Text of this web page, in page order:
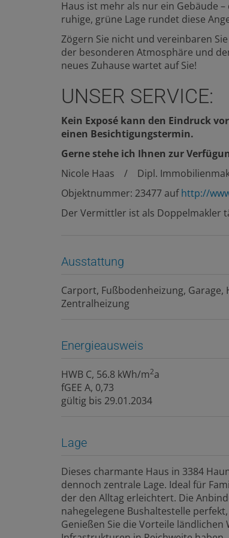
Haus ist mehr als nur ein Gebäude
ruhige, grüne Lage rundet diese
Zögern Sie nicht und vereinbaren
der besonderen Atmosphäre und
neues Zuhause wartet auf Sie!
UNSER SERVICE:
Kein Exposé kann den Eindruck
einen Besichtigungstermin.
Gerne stehe ich Ihnen zur
Nicole Haas / Dipl.
Objektnummer: 23477 aufhttp://
Der Vermittler ist als Doppelmakler
Ausstattung
Carport Fußbodenheizung Garage
Zentralheizung
Energieausweis
HWB C, 56.8 kWh/m2a
fGEE A, 0,73
gültig bis 29.01.2034
Lage
Dieses charmante Haus in 3384
dennoch zentrale Lage. Ideal für
der den Alltag erleichtert. Die
nahegelegene Bushaltestelle
Genießen Sie die Vorteile